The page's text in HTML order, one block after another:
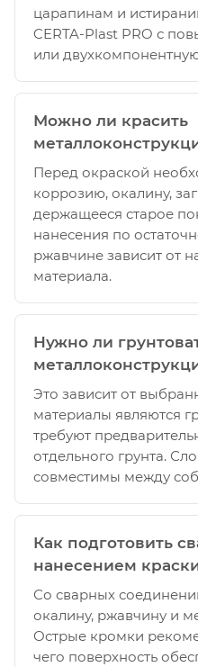
царапинам и
CERTA-Plast PRO с
или
Можно ли красить
Перед окраской
коррозию, окалину,
держащееся старое
нанесения по
ржавчине зависит от
материала.
Нужно ли
Это зависит от
материалы являются
требуют
отдельного грунта.
совместимы между
Как подготовить
нанесением
Со сварных
окалину, ржавчину и
Острые кромки
чего поверхность